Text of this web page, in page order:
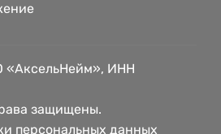
«АксельНейм», ИНН
защищены.
персональных данных